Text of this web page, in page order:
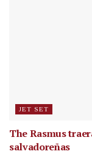
JET SET
The Rasmus
salvadoreñas